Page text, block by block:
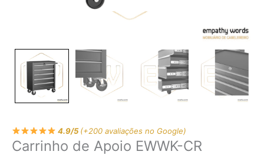
4.9/5(+200 avaliações no Google)
Carrinho de Apoio EWWK-CR